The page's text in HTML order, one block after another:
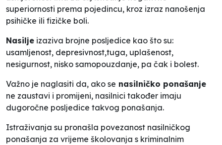
superiornosti prema pojedincu, kroz izraz nanošenja
psihičke ili fizičke boli.
Nasilje izaziva brojne posljedice kao što su:
usamljenost, depresivnost,tuga, uplašenost,
nesigurnost, nisko samopouzdanje, pa čak i bolest.
Važno je naglasiti da, ako se nasilničko ponašanje
ne zaustavi i promijeni, nasilnici također imaju
dugoročne posljedice takvog ponašanja.
Istraživanja su pronašla povezanost nasilničkog
ponašanja za vrijeme školovanja s kriminalnim